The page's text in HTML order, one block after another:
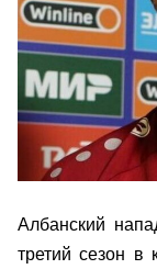
Албанский
третий сезон в